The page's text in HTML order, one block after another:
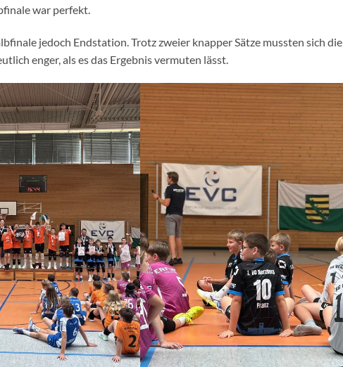
war perfekt.
jedoch Endstation. Trotz zweier knapper Sätze mussten sich die
enger, als es das Ergebnis vermuten lässt.